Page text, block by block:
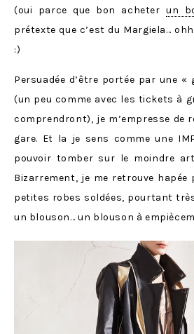
(oui parce que bon acheter un
prétexte que c’est du Margiela…
:)
Persuadée d’être portée par une «
(un peu comme avec les tickets à
comprendront), je m’empresse de
gare. Et la je sens comme une
pouvoir tomber sur le moindre
Bizarrement, je me retrouve hapée
petites robes soldées, pourtant
un blouson… un blouson à